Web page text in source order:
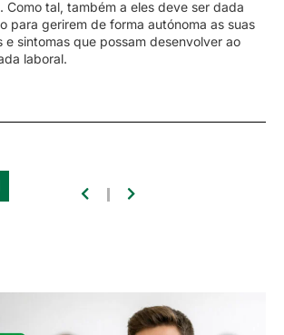
Como tal, também a eles deve ser dada
para gerirem de forma autónoma as suas
e sintomas que possam desenvolver ao
laboral.